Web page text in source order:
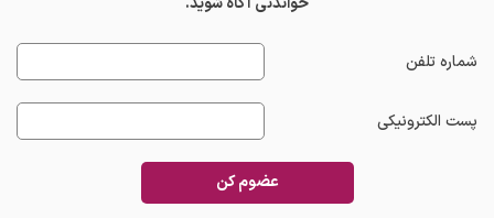
شماره تلفن
پست الکترونیکی
عضوم کن